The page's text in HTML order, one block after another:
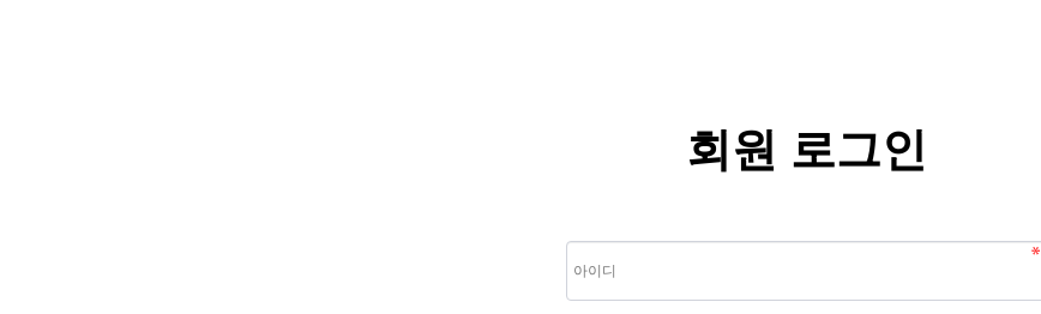
회원 로그인